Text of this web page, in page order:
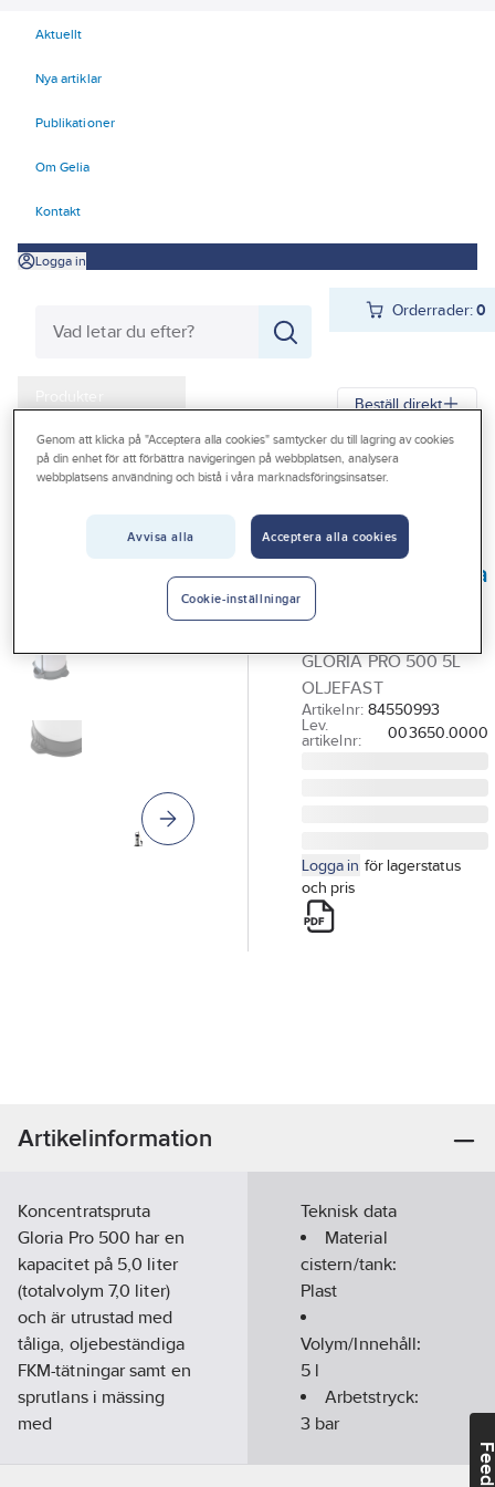
Aktuellt
Nya artiklar
Publikationer
Om Gelia
Kontakt
Logga in
Orderrader:0
Produkter
Kampanjer
Outlet
Vanliga frågor
Beställ direkt
Gelia Produkter Arbetsplats Förvaring
Förvaringskärl
Koncentratspruta
Gloria PRO 500
GLORIA PRO 500 5L
OLJEFAST
Artikelnr: 84550993
Lev.
artikelnr:
003650.0000
Logga in för lagerstatus
och pris
Artikelinformation
Koncentratspruta
Gloria Pro 500 har en
kapacitet på 5,0 liter
(totalvolym 7,0 liter)
och är utrustad med
tåliga, oljebeständiga
FKM-tätningar samt en
sprutlans i mässing
med
Teknisk data
Material
cistern/tank:
Plast
Volym/Innehåll:
5 l
Arbetstryck:
3 bar
Genom att klicka på "Acceptera alla cookies" samtycker du till lagring av cookies
på din enhet för att förbättra navigeringen på webbplatsen, analysera
webbplatsens användning och bistå i våra marknadsföringsinsatser.
Avvisa alla Acceptera alla cookies
Cookie-inställningar